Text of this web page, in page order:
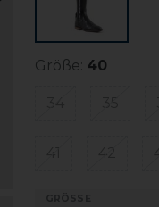
Größe: 40